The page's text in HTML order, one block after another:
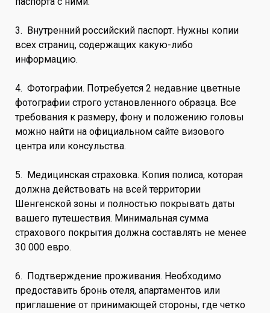
3. Внутренний российский паспорт. Нужны копии
всех страниц, содержащих какую-либо
информацию.
4. Фотографии. Потребуется 2 недавние цветные
фотографии строго установленного образца. Все
требования к размеру, фону и положению головы
можно найти на официальном сайте визового
центра или консульства.
5. Медицинская страховка. Копия полиса, которая
должна действовать на всей территории
Шенгенской зоны и полностью покрывать даты
вашего путешествия. Минимальная сумма
страхового покрытия должна составлять не менее
30 000 евро.
6. Подтверждение проживания. Необходимо
предоставить бронь отеля, апартаментов или
приглашение от принимающей стороны, где четко